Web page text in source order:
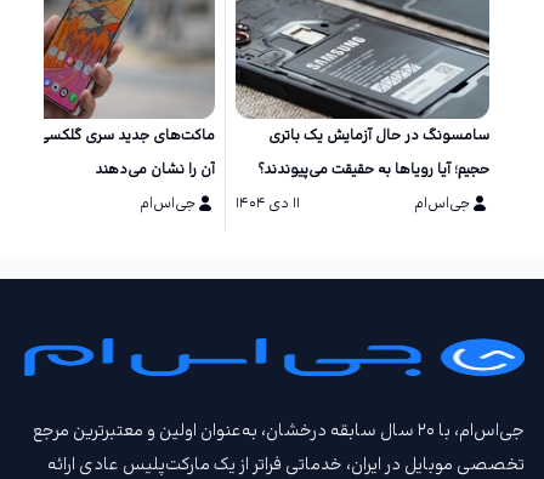
سامسونگ در حال آزمایش یک باتری
حجیم؛ آیا رویاها به حقیقت می‌پیوندند؟
جی‌اس‌ام
۱۱ دی ۱۴۰۴
آن را نشان می‌دهند
جی‌اس‌ام
جی‌اس‌ام، با ۲۰ سال سابقه درخشان، به‌عنوان اولین و معتبرترین مرجع
تخصصی موبایل در ایران، خدماتی فراتر از یک مارکت‌پلیس عادی ارائه